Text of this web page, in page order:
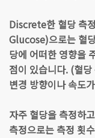
Discrete한 혈당 측
Glucose)으로는 혈
당에 어떠한 영향을
점이 있습니다. (혈
변경 방향이나 속도
자주 혈당을 측정하
측정으로는 측정 횟